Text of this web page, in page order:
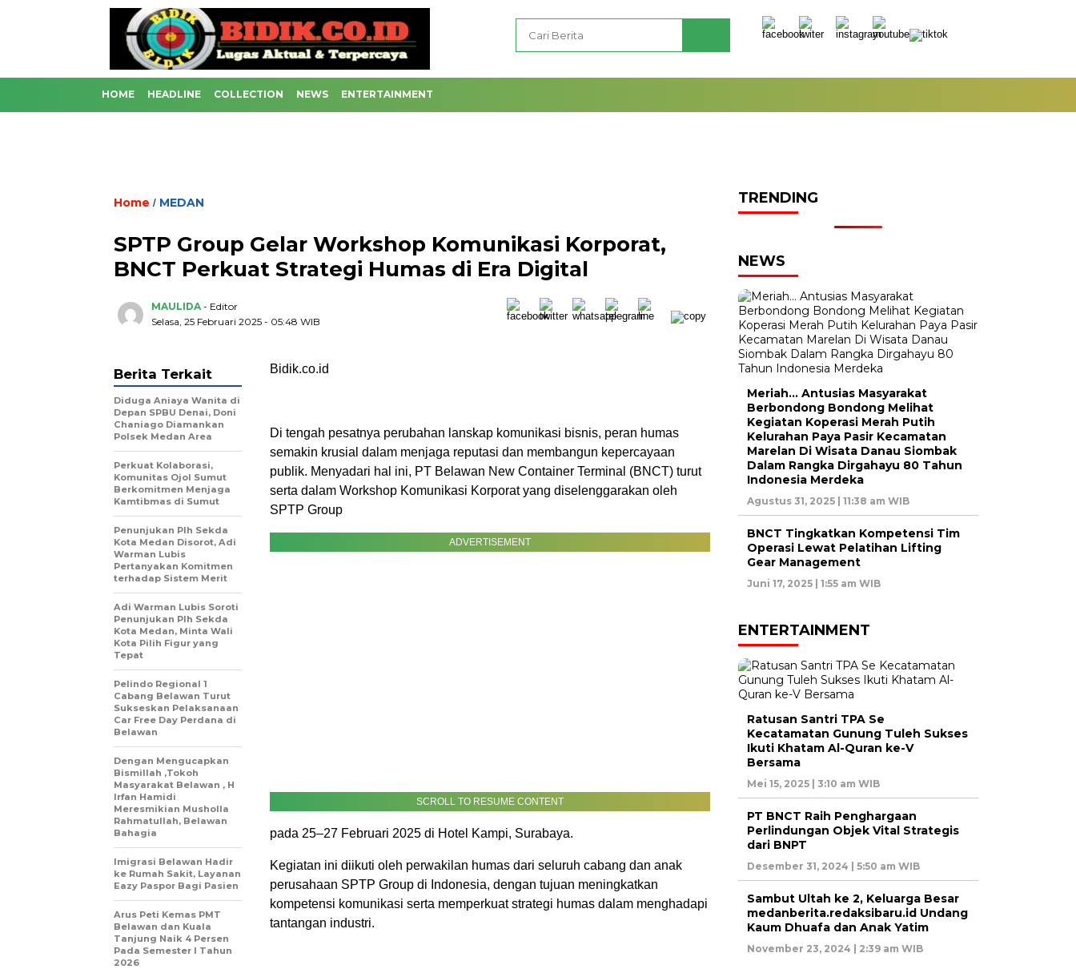
HOME HEADLINE COLLECTION NEWS ENTERTAINMENT
Home / MEDAN
SPTP Group Gelar Workshop Komunikasi Korporat,
BNCT Perkuat Strategi Humas di Era Digital
MAULIDA - Editor
Selasa, 25 Februari 2025 - 05:48 WIB
Bidik.co.id
Di tengah pesatnya perubahan lanskap komunikasi bisnis, peran humas
semakin krusial dalam menjaga reputasi dan membangun kepercayaan
publik. Menyadari hal ini, PT Belawan New Container Terminal (BNCT) turut
serta dalam Workshop Komunikasi Korporat yang diselenggarakan oleh
SPTP Group
ADVERTISEMENT
SCROLL TO RESUME CONTENT
pada 25–27 Februari 2025 di Hotel Kampi, Surabaya.
Kegiatan ini diikuti oleh perwakilan humas dari seluruh cabang dan anak
perusahaan SPTP Group di Indonesia, dengan tujuan meningkatkan
kompetensi komunikasi serta memperkuat strategi humas dalam menghadapi
tantangan industri.
Berita Terkait
Diduga Aniaya Wanita di
Depan SPBU Denai, Doni
Chaniago Diamankan
Polsek Medan Area
Perkuat Kolaborasi,
Komunitas Ojol Sumut
Berkomitmen Menjaga
Kamtibmas di Sumut
Penunjukan Plh Sekda
Kota Medan Disorot, Adi
Warman Lubis
Pertanyakan Komitmen
terhadap Sistem Merit
Adi Warman Lubis Soroti
Penunjukan Plh Sekda
Kota Medan, Minta Wali
Kota Pilih Figur yang
Tepat
Pelindo Regional 1
Cabang Belawan Turut
Sukseskan Pelaksanaan
Car Free Day Perdana di
Belawan
Dengan Mengucapkan
Bismillah ,Tokoh
Masyarakat Belawan , H
Irfan Hamidi
Meresmikian Musholla
Rahmatullah, Belawan
Bahagia
Imigrasi Belawan Hadir
ke Rumah Sakit, Layanan
Eazy Paspor Bagi Pasien
Arus Peti Kemas PMT
Belawan dan Kuala
Tanjung Naik 4 Persen
Pada Semester I Tahun
2026
TRENDING
NEWS
Meriah… Antusias Masyarakat
Berbondong Bondong Melihat
Kegiatan Koperasi Merah Putih
Kelurahan Paya Pasir Kecamatan
Marelan Di Wisata Danau Siombak
Dalam Rangka Dirgahayu 80 Tahun
Indonesia Merdeka
Agustus 31, 2025 | 11:38 am WIB
BNCT Tingkatkan Kompetensi Tim
Operasi Lewat Pelatihan Lifting
Gear Management
Juni 17, 2025 | 1:55 am WIB
ENTERTAINMENT
Ratusan Santri TPA Se
Kecatamatan Gunung Tuleh Sukses
Ikuti Khatam Al-Quran ke-V
Bersama
Mei 15, 2025 | 3:10 am WIB
PT BNCT Raih Penghargaan
Perlindungan Objek Vital Strategis
dari BNPT
Desember 31, 2024 | 5:50 am WIB
Sambut Ultah ke 2, Keluarga Besar
medanberita.redaksibaru.id Undang
Kaum Dhuafa dan Anak Yatim
November 23, 2024 | 2:39 am WIB